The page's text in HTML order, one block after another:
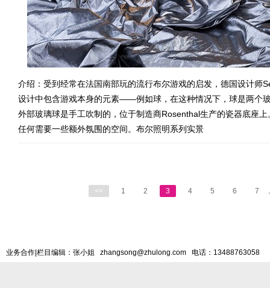
介绍：受到经常在法国南部玩的流行布尔游戏的启发，德国设计
设计中包含游戏本身的元素——例如球，在这种情况下，球是两个
外部玻璃球是手工吹制的，位于制造商Rosenthal生产的瓷器底座
任何需要一些额外氛围的空间。布尔照明系列实景
<< 1 2 3 4 5 6 7
业务合作|栏目编辑：张小姐 zhangsong@zhulong.com 电话：13488763058